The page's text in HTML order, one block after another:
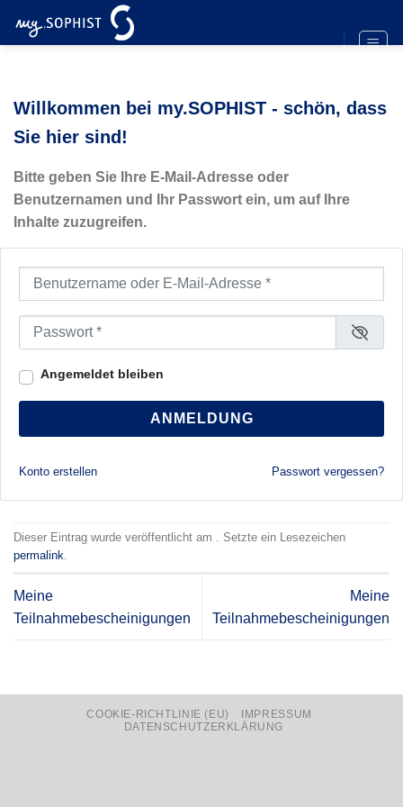
Inhalt
Willkommen bei my.SOPHIST - schön, dass
Sie hier sind!
Bitte geben Sie Ihre E-Mail-Adresse oder
Benutzernamen und Ihr Passwort ein, um auf Ihre
Inhalte zuzugreifen.
Benutzername oder E-Mail-Adresse
Passwort
Angemeldet bleiben
ANMELDUNG
Konto erstellen Passwort vergessen?
Dieser Eintrag wurde veröffentlicht am . Setzte ein Lesezeichen
permalink.
Meine
Teilnahmebescheinigungen
Meine
Teilnahmebescheinigungen
COOKIE-RICHTLINIE (EU)
IMPRESSUM
DATENSCHUTZERKLÄRUNG